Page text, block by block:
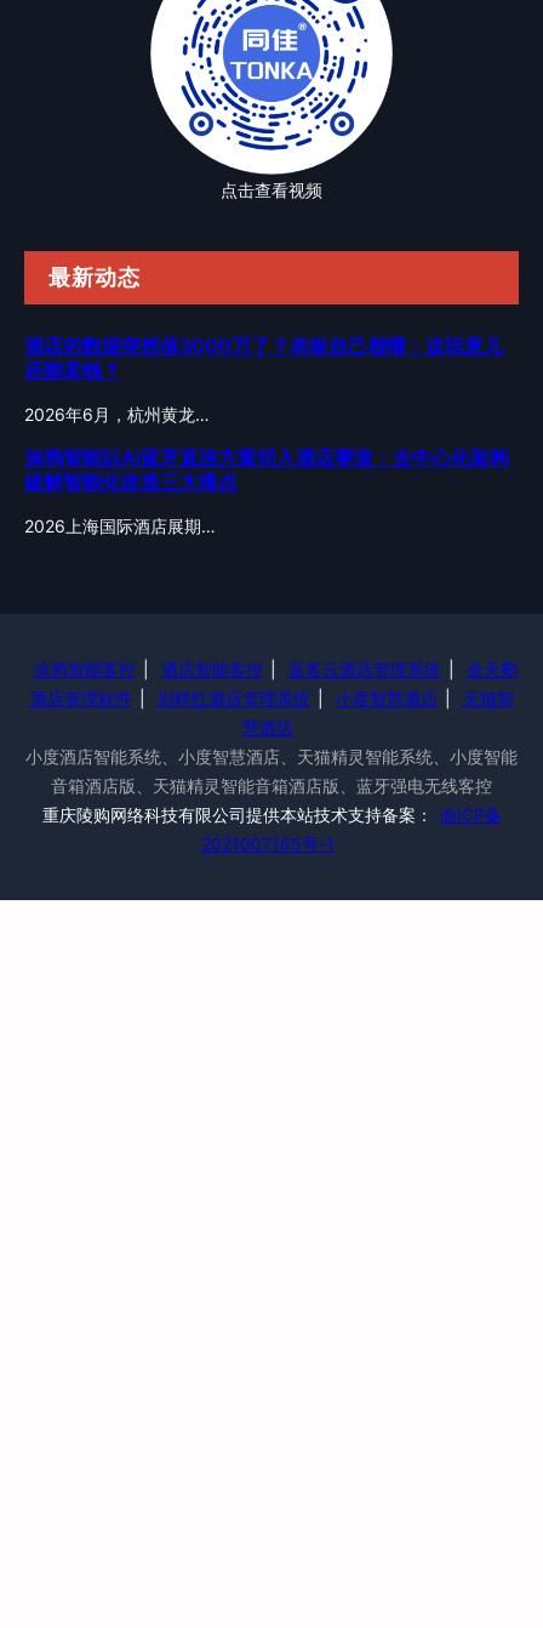
点击查看视频
最新动态
酒店的数据突然值3000万了？老板自己都懵：这玩意儿
还能卖钱？
2026年6月，杭州黄龙…
涂鸦智能以AI蓝牙直连方案切入酒店赛道：去中心化架构
破解智能化改造三大痛点
2026上海国际酒店展期…
涂鸦智能客控 酒店智能客控 蓝客云酒店管理系统
金天鹅
酒店管理软件
别样红酒店管理系统 小度智慧酒店
天猫智
慧酒店
小度酒店智能系统、小度智慧酒店、天猫精灵智能系统、小度智能
音箱酒店版、天猫精灵智能音箱酒店版、蓝牙强电无线客控
重庆陵购网络科技有限公司提供本站技术支持备案：
渝ICP备
2021007165号-1